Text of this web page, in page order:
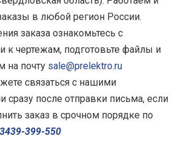
в любой регион России.
заказа ознакомьтесь с
к чертежам, подготовьте файлы и
на почту sale@prelektro.ru
связаться с нашими
после отправки письма, если
заказ в срочном порядке по
399-550